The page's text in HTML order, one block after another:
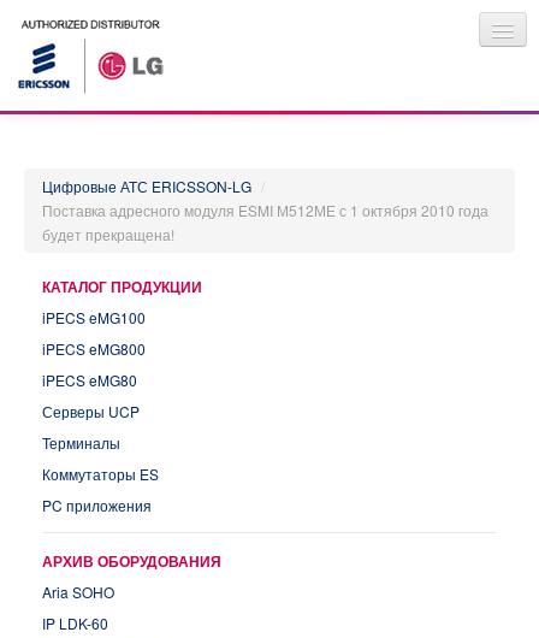
ПРАЙС-ЛИСТ
Цифровые АТС ERICSSON-LG /
Поставка адресного модуля ESMI М512МЕ с 1 октября 2010 года
будет прекращена!
КАТАЛОГ ПРОДУКЦИИ
iPECS eMG100
iPECS eMG800
iPECS eMG80
Серверы UCP
Терминалы
Коммутаторы ES
PC приложения
АРХИВ ОБОРУДОВАНИЯ
Aria SOHO
IP LDK-60